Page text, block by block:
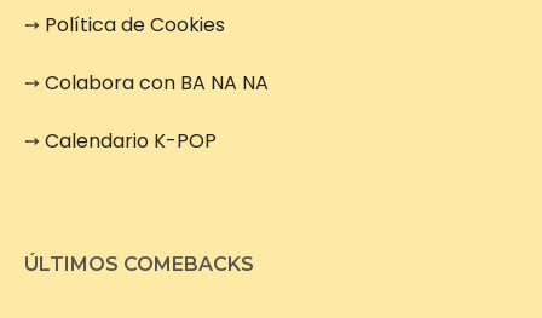
➙ Política de Cookies
➙Colabora con BA NA NA
➙Calendario K-POP
ÚLTIMOS COMEBACKS